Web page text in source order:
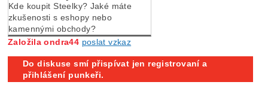
Kde koupit Steelky? Jaké máte
zkušenosti s eshopy nebo
kamennými obchody?
Založila ondra44 poslat vzkaz
Do diskuse smí přispívat jen registrovaní a
přihlášení punkeři.